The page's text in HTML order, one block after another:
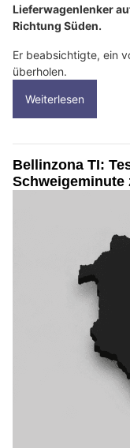
Lieferwagenlenker
Richtung Süden.
Er beabsichtigte, ein
überholen.
Weiterlesen
Bellinzona TI:
Schweigeminute